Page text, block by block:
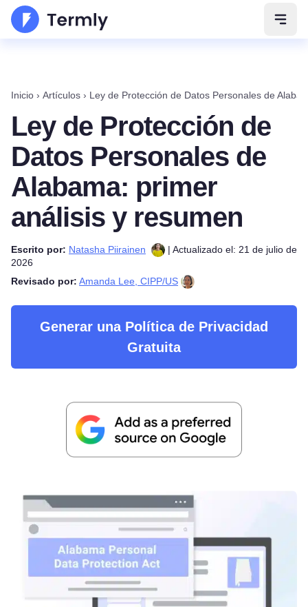
Abrir
Inicio › Artículos › Ley de Protección de Datos Personales de
Ley de Protección de
Datos Personales de
Alabama: primer
análisis y resumen
Escrito por: Natasha Piirainen
| Actualizado el: 21 de julio de
2026
Revisado por: Amanda Lee, CIPP/US
Generar una Política de Privacidad
Gratuita